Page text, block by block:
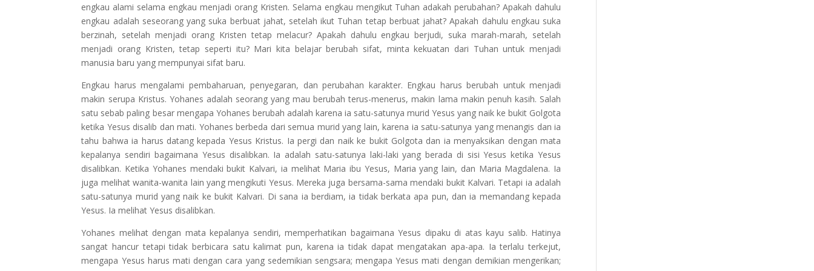
engkau alami selama engkau menjadi orang Kristen. Selama engkau mengikut Tuhan adakah perubahan? Apakah dahulu
engkau adalah seseorang yang suka berbuat jahat, setelah ikut Tuhan tetap berbuat jahat? Apakah dahulu engkau suka
berzinah, setelah menjadi orang Kristen tetap melacur? Apakah dahulu engkau berjudi, suka marah-marah, setelah
menjadi orang Kristen, tetap seperti itu? Mari kita belajar berubah sifat, minta kekuatan dari Tuhan untuk menjadi
manusia baru yang mempunyai sifat baru.
Engkau harus mengalami pembaharuan, penyegaran, dan perubahan karakter. Engkau harus berubah untuk menjadi
makin serupa Kristus. Yohanes adalah seorang yang mau berubah terus-menerus, makin lama makin penuh kasih. Salah
satu sebab paling besar mengapa Yohanes berubah adalah karena ia satu-satunya murid Yesus yang naik ke bukit Golgota
ketika Yesus disalib dan mati. Yohanes berbeda dari semua murid yang lain, karena ia satu-satunya yang menangis dan ia
tahu bahwa ia harus datang kepada Yesus Kristus. Ia pergi dan naik ke bukit Golgota dan ia menyaksikan dengan mata
kepalanya sendiri bagaimana Yesus disalibkan. Ia adalah satu-satunya laki-laki yang berada di sisi Yesus ketika Yesus
disalibkan. Ketika Yohanes mendaki bukit Kalvari, ia melihat Maria ibu Yesus, Maria yang lain, dan Maria Magdalena. Ia
juga melihat wanita-wanita lain yang mengikuti Yesus. Mereka juga bersama-sama mendaki bukit Kalvari. Tetapi ia adalah
satu-satunya murid yang naik ke bukit Kalvari. Di sana ia berdiam, ia tidak berkata apa pun, dan ia memandang kepada
Yesus. Ia melihat Yesus disalibkan.
Yohanes melihat dengan mata kepalanya sendiri, memperhatikan bagaimana Yesus dipaku di atas kayu salib. Hatinya
sangat hancur tetapi tidak berbicara satu kalimat pun, karena ia tidak dapat mengatakan apa-apa. Ia terlalu terkejut,
mengapa Yesus harus mati dengan cara yang sedemikian sengsara; mengapa Yesus mati dengan demikian mengerikan;